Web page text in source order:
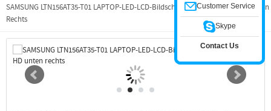
SAMSUNG LTN156AT35-T01 LAPTOP-LED-LCD-Bildschirm 15,6 Zoll WXGA HD Unten
Rechts
Customer Service
Skype
Contact Us